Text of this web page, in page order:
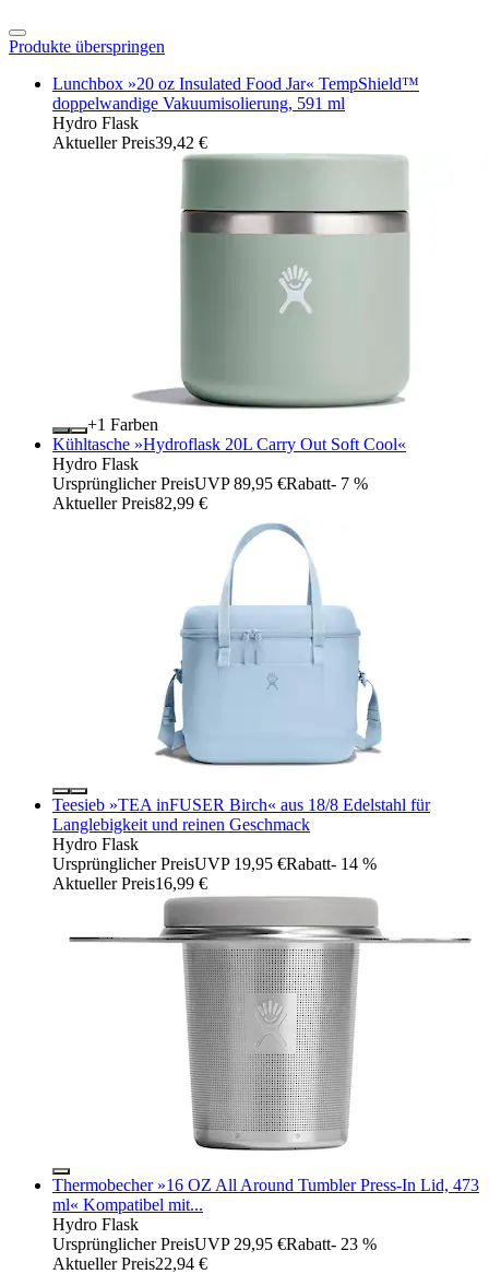
Produkte überspringen
Lunchbox »20 oz Insulated Food Jar« TempShield™
doppelwandige Vakuumisolierung, 591 ml
Hydro Flask
Aktueller Preis39,42 €
+
Farben
Kühltasche »Hydroflask 20L Carry Out Soft Cool«
Hydro Flask
Ursprünglicher PreisUVP 89,95 €Rabatt- 7 %
Aktueller Preis82,99 €
Teesieb »TEA inFUSER Birch« aus 18/8 Edelstahl für
Langlebigkeit und reinen Geschmack
Hydro Flask
Ursprünglicher PreisUVP 19,95 €Rabatt- 14 %
Aktueller Preis16,99 €
Thermobecher »16 OZ All Around Tumbler Press-In Lid, 473
ml« Kompatibel mit...
Hydro Flask
Ursprünglicher PreisUVP 29,95 €Rabatt- 23 %
Aktueller Preis22,94 €